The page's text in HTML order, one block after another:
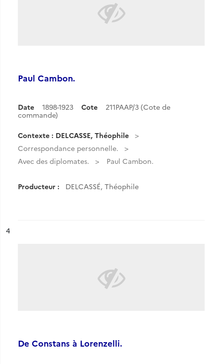
Paul Cambon.
Date 1898-1923 Cote
211PAAP/3 (Cote de
commande)
Contexte : DELCASSE, Théophile
Correspondance personnelle.
Avec des diplomates.
Paul Cambon.
Producteur : DELCASSÉ, Théophile
n°
4
De Constans à Lorenzelli.